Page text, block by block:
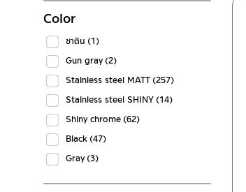
Color
ซาติน (1)
Gun gray (2)
Stainless steel MATT (257)
Stainless steel SHINY (14)
Shiny chrome (62)
Black (47)
Gray (3)